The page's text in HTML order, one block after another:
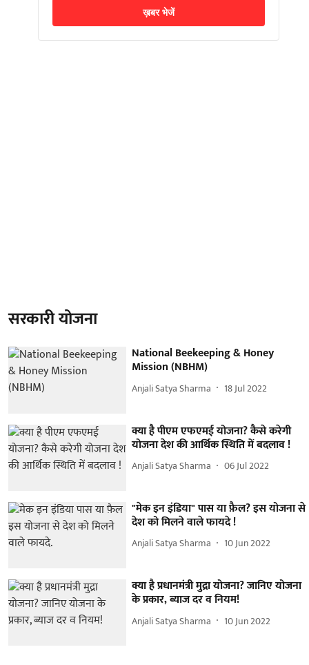
ख़बर भेजें
सरकारी योजना
National Beekeeping & Honey
Mission (NBHM)
Anjali Satya Sharma 18 Jul 2022
क्या है पीएम एफएमई योजना? कैसे करेगी
योजना देश की आर्थिक स्थिति में बदलाव !
Anjali Satya Sharma 06 Jul 2022
"मेक इन इंडिया" पास या फ़ैल? इस योजना से
देश को मिलने वाले फायदे !
Anjali Satya Sharma 10 Jun 2022
क्या है प्रधानमंत्री मुद्रा योजना? जानिए योजना
के प्रकार, ब्याज दर व नियम!
Anjali Satya Sharma 10 Jun 2022